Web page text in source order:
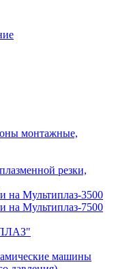
монтажные,
резки,
на Мультиплаз-3500
на Мультиплаз-7500
машины